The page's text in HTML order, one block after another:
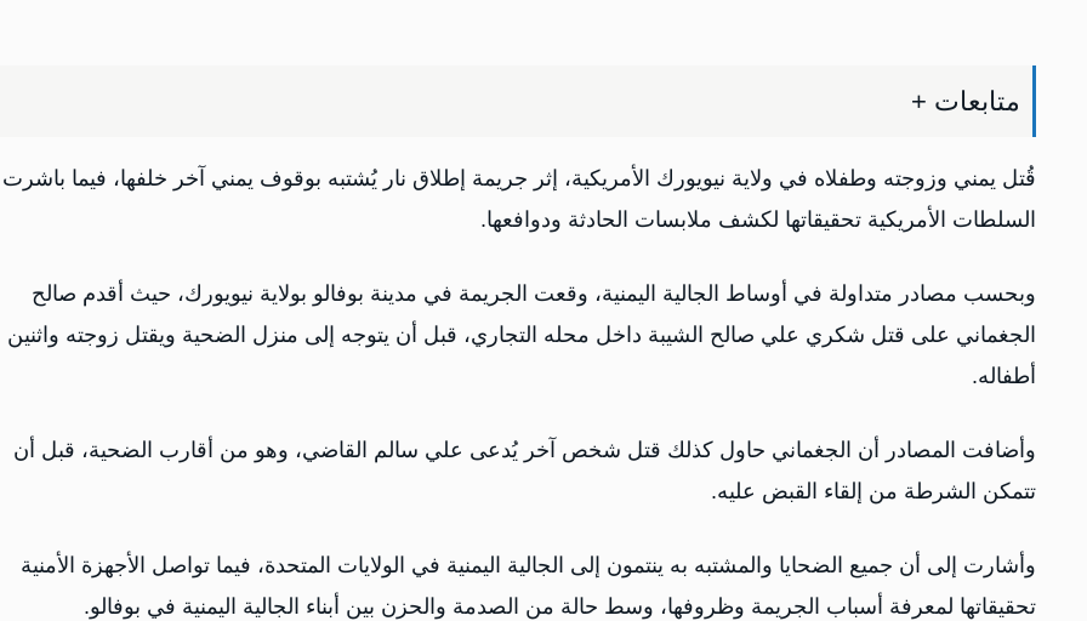
متابعات +
قُتل يمني وزوجته وطفلاه في ولاية نيويورك الأمريكية، إثر جريمة إطلاق نار يُشتبه بوقوف يمني آخر خلفها، فيما باشرت
السلطات الأمريكية تحقيقاتها لكشف ملابسات الحادثة ودوافعها.
وبحسب مصادر متداولة في أوساط الجالية اليمنية، وقعت الجريمة في مدينة بوفالو بولاية نيويورك، حيث أقدم صالح
الجغماني على قتل شكري علي صالح الشيبة داخل محله التجاري، قبل أن يتوجه إلى منزل الضحية ويقتل زوجته
أطفاله.
وأضافت المصادر أن الجغماني حاول كذلك قتل شخص آخر يُدعى علي سالم القاضي، وهو من أقارب الضحية، قبل أن
تتمكن الشرطة من إلقاء القبض عليه.
وأشارت إلى أن جميع الضحايا والمشتبه به ينتمون إلى الجالية اليمنية في الولايات المتحدة، فيما تواصل الأجهزة الأمنية
تحقيقاتها لمعرفة أسباب الجريمة وظروفها، وسط حالة من الصدمة والحزن بين أبناء الجالية اليمنية في بوفالو.